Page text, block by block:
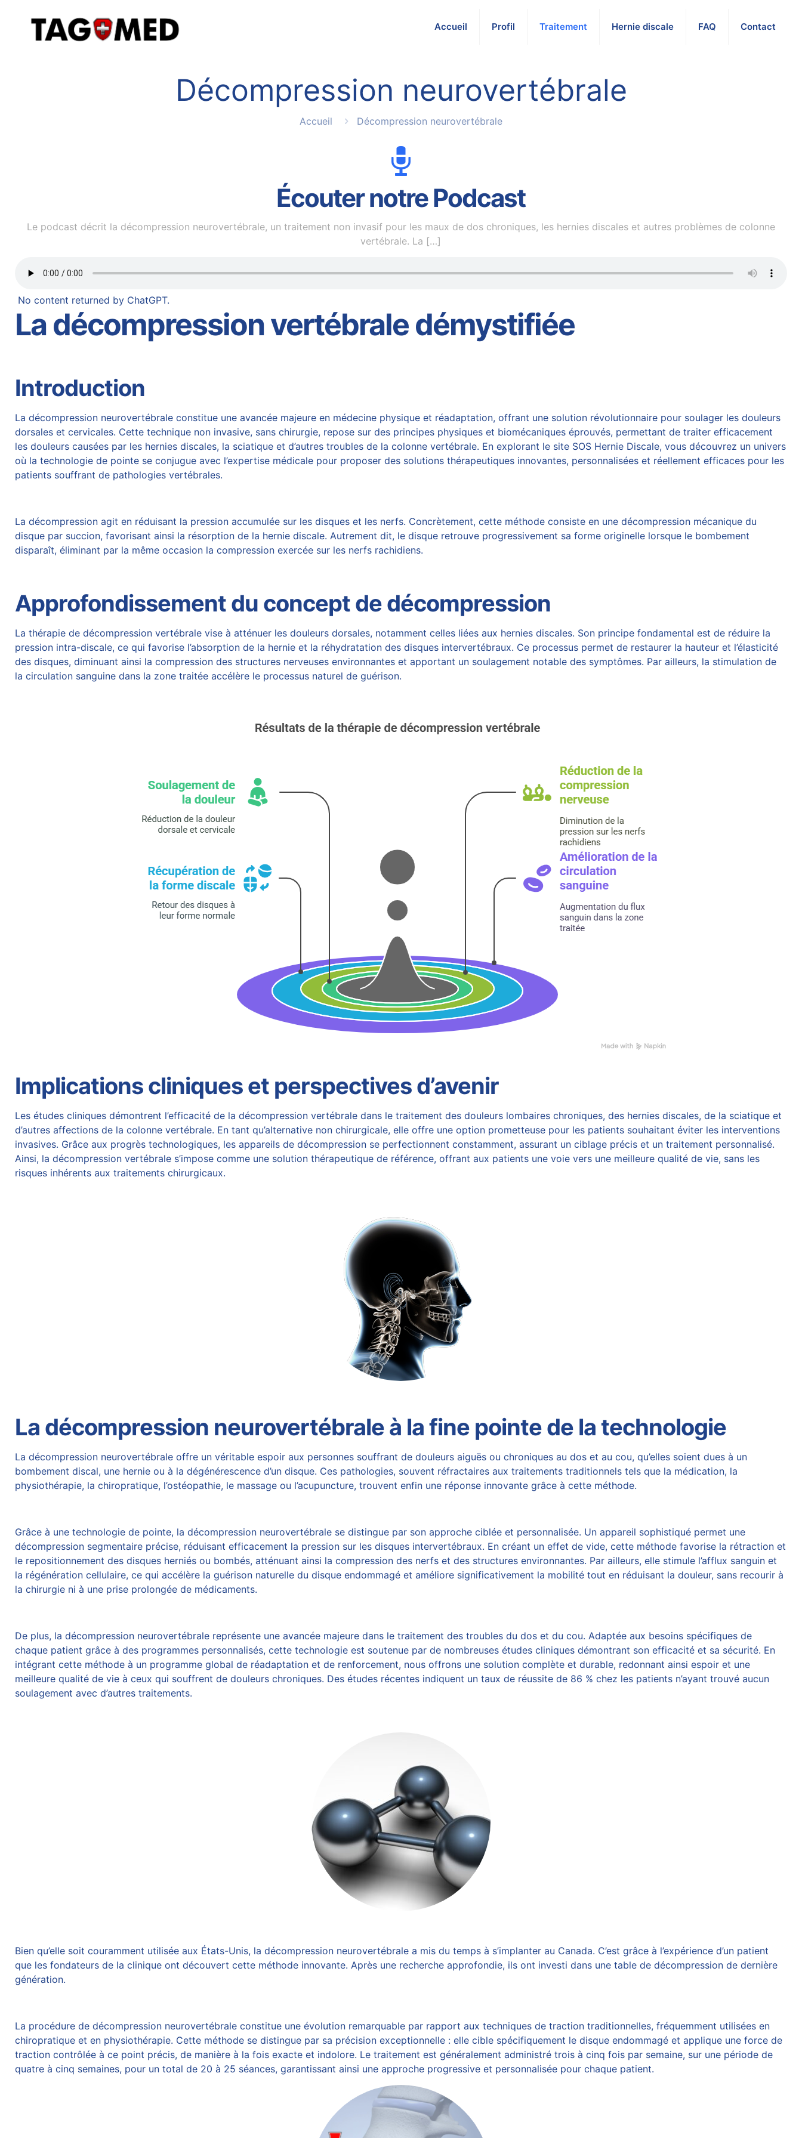
Accueil Profil Traitement Hernie discale FAQ Contact
Décompression neurovertébrale
Accueil Décompression neurovertébrale
Écouter notre Podcast
Le podcast décrit la décompression neurovertébrale, un traitement non invasif pour les maux de dos chroniques, les hernies discales et autres problèmes de colonne
vertébrale. La […]
No content returned by ChatGPT.
La décompression vertébrale démystifiée
Introduction
La décompression neurovertébrale constitue une avancée majeure en médecine physique et réadaptation, offrant une solution révolutionnaire pour soulager les douleurs
dorsales et cervicales. Cette technique non invasive, sans chirurgie, repose sur des principes physiques et biomécaniques éprouvés, permettant de traiter efficacement
les douleurs causées par les hernies discales, la sciatique et d’autres troubles de la colonne vertébrale. En explorant le site SOS Hernie Discale, vous découvrez un univers
où la technologie de pointe se conjugue avec l’expertise médicale pour proposer des solutions thérapeutiques innovantes, personnalisées et réellement efficaces pour les
patients souffrant de pathologies vertébrales.
La décompression agit en réduisant la pression accumulée sur les disques et les nerfs. Concrètement, cette méthode consiste en une décompression mécanique du
disque par succion, favorisant ainsi la résorption de la hernie discale. Autrement dit, le disque retrouve progressivement sa forme originelle lorsque le bombement
disparaît, éliminant par la même occasion la compression exercée sur les nerfs rachidiens.
Approfondissement du concept de décompression
Lathérapie de décompression vertébrale vise à atténuer les douleurs dorsales, notamment celles liées aux hernies discales. Son principe fondamental est de réduire la
pression intra-discale, ce qui favorise l’absorption de la hernie et la réhydratation des disques intervertébraux. Ce processus permet de restaurer la hauteur et l’élasticité
des disques, diminuant ainsi la compression des structures nerveuses environnantes et apportant un soulagement notable des symptômes. Par ailleurs, la stimulation de
lacirculation sanguine dans la zone traitée accélère le processus naturel de guérison.
Implications cliniques et perspectives d’avenir
Les études cliniques démontrent l’efficacité de la décompression vertébrale dans le traitement des douleurs lombaires chroniques, des hernies discales, de la sciatique et
d’autres affections de la colonne vertébrale. En tant qu’alternative non chirurgicale, elle offre une option prometteuse pour les patients souhaitant éviter les interventions
invasives. Grâce aux progrès technologiques, les appareils de décompression se perfectionnent constamment, assurant un ciblage précis et un traitement personnalisé.
Ainsi, ladécompression vertébrale s’impose comme une solution thérapeutique de référence, offrant aux patients une voie vers une meilleure qualité de vie, sans les
risques inhérents aux traitements chirurgicaux.
La décompression neurovertébrale à la fine pointe de la technologie
La décompression neurovertébrale offre un véritable espoir aux personnes souffrant de douleurs aiguës ou chroniques au dos et au cou, qu’elles soient dues à un
bombement discal, une hernie ou à la dégénérescence d’un disque. Ces pathologies, souvent réfractaires aux traitements traditionnels tels que la médication, la
physiothérapie, la chiropratique, l’ostéopathie, le massage ou l’acupuncture, trouvent enfin une réponse innovante grâce à cette méthode.
Grâce à une technologie de pointe, ladécompression neurovertébrale se distingue par son approche ciblée et personnalisée. Un appareil sophistiqué permet une
décompression segmentaire précise, réduisant efficacement la pression sur les disques intervertébraux. En créant un effet de vide, cette méthode favorise la rétraction et
le repositionnement des disques herniés ou bombés, atténuant ainsi la compression des nerfs et des structures environnantes. Par ailleurs, elle stimule l’afflux sanguin et
la régénération cellulaire, ce qui accélère la guérison naturelle du disque endommagé et améliore significativement la mobilité tout en réduisant la douleur, sans recourir à
lachirurgie ni à une prise prolongée de médicaments.
De plus, ladécompression neurovertébrale représente une avancée majeure dans le traitement des troubles du dos et du cou. Adaptée aux besoins spécifiques de
chaque patient grâce à des programmes personnalisés, cette technologie est soutenue par de nombreusesétudes cliniques démontrant son efficacité et sa sécurité. En
intégrant cette méthode à un programme global de réadaptation et de renforcement, nous offrons une solution complète et durable, redonnant ainsi espoir et une
meilleure qualité de vie à ceux qui souffrent dedouleurs chroniques. Des études récentes indiquent un taux de réussite de 86 % chez les patients n’ayant trouvé aucun
soulagement avec d’autres traitements.
Bien qu’elle soit couramment utilisée aux États-Unis, ladécompression neurovertébrale a mis du temps à s’implanter au Canada. C’estgrâce à l’expérience d’un patient
que les fondateurs de la clinique ont découvert cette méthode innovante. Après une recherche approfondie, ils ont investi dans une table de décompression de dernière
génération.
La procédure dedécompression neurovertébrale constitue une évolution remarquable par rapport aux techniques de traction traditionnelles, fréquemment utilisées en
chiropratique et en physiothérapie. Cette méthode se distingue par sa précision exceptionnelle : elle cible spécifiquement le disque endommagé et applique une force de
traction contrôlée à ce point précis, de manière à la fois exacte et indolore. Le traitement est généralement administré trois à cinq fois par semaine, sur une période de
quatre à cinq semaines, pour un total de 20 à 25 séances, garantissant ainsi une approche progressive et personnalisée pour chaque patient.